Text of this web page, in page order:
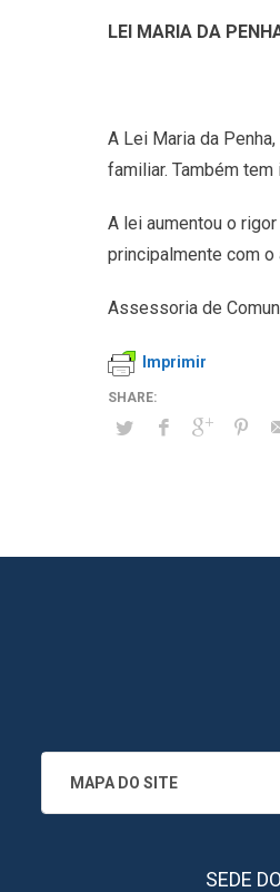
LEI MARIA DA
A Lei Maria da
familiar. Também
A lei aumentou o
principalmente com o
Assessoria de
Imprimir
MAPA DO SITE
SEDE